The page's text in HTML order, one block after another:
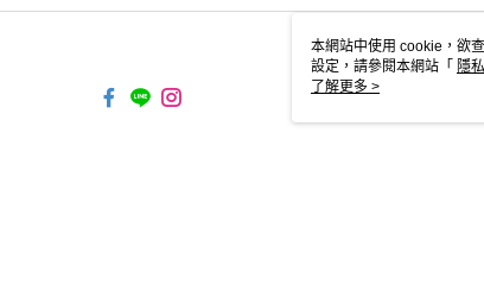
本網站中使用 cookie，欲
設定，請參閱本網站「 隱
使用 cookie。
了解更多 >